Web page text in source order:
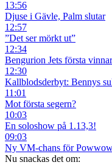
13:56
Djuse i Gävle, Palm slutar
12:57
”Det ser mörkt ut”
12:34
Bengurion Jets första
12:30
Kallblodsderbyt: Bennys
11:01
Mot första segern?
10:03
En soloshow på 1.13,3!
09:03
Ny VM-chans för
Nu snackas det om: